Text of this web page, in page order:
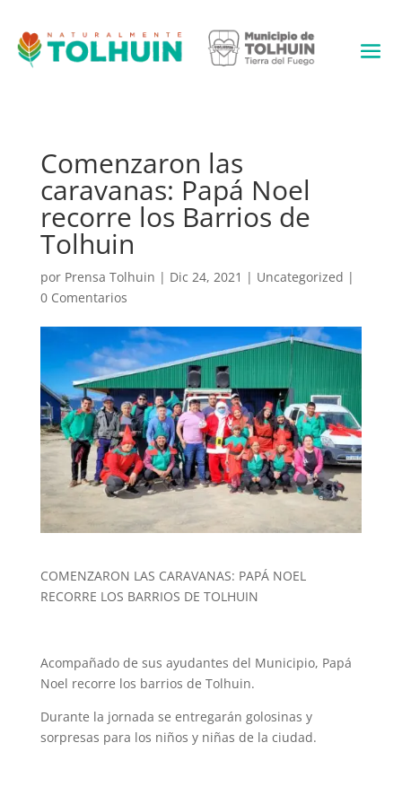
Comenzaron las
caravanas: Papá Noel
recorre los Barrios de
Tolhuin
por Prensa Tolhuin | Dic 24, 2021 | Uncategorized |
0 Comentarios
COMENZARON LAS CARAVANAS: PAPÁ NOEL
RECORRE LOS BARRIOS DE TOLHUIN
Acompañado de sus ayudantes del Municipio, Papá
Noel recorre los barrios de Tolhuin.
Durante la jornada se entregarán golosinas y
sorpresas para los niños y niñas de la ciudad.